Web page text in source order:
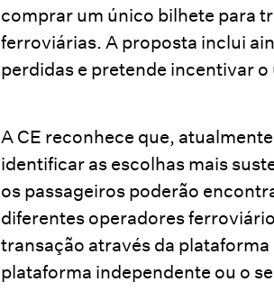
comprar um único bilhete para
ferroviárias. A proposta inclui
perdidas e pretende incentivar
A CE reconhece que,
identificar as escolhas mais
os passageiros poderão
diferentes operadores
transação através da
plataforma independente ou o